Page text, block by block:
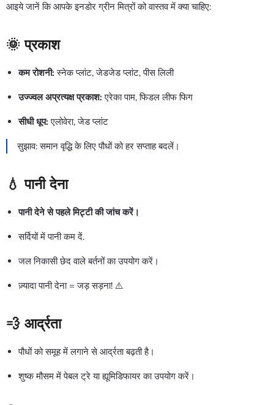
आइये जानें कि आपके इनडोर ग्रीन मित्रों को वास्तव में क्या चाहिए:
🌞 प्रकाश
कम रोशनी: स्नेक प्लांट, जेडजेड प्लांट, पीस लिली
उज्ज्वल अप्रत्यक्ष प्रकाश: एरेका पाम, फिडल लीफ फिग
सीधी धूप: एलोवेरा, जेड प्लांट
सुझाव: समान वृद्धि के लिए पौधों को हर सप्ताह बदलें।
💧 पानी देना
पानी देने से पहले मिट्टी की जांच करें।
सर्दियों में पानी कम दें.
जल निकासी छेद वाले बर्तनों का उपयोग करें।
ज़्यादा पानी देना = जड़ सड़ना! ⚠️
💨 आर्द्रता
पौधों को समूह में लगाने से आर्द्रता बढ़ती है।
शुष्क मौसम में पेबल ट्रे या ह्यूमिडिफायर का उपयोग करें।